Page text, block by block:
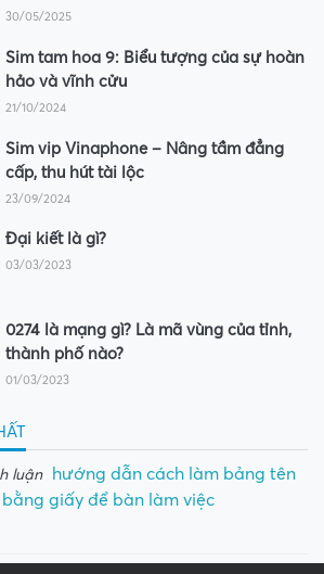
30/05/2025
Sim tam hoa 9: Biểu tượng của sự hoàn
hảo và vĩnh cửu
21/10/2024
Sim vip Vinaphone – Nâng tầm đẳng
cấp, thu hút tài lộc
23/09/2024
Đại kiết là gì?
03/03/2023
0274 là mạng gì? Là mã vùng của tỉnh,
thành phố nào?
01/03/2023
luận
hướng dẫn cách làm bảng tên
giấy để bàn làm việc